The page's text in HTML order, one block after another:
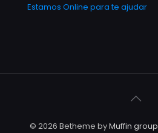
Estamos Online para te ajudar
© 2026 Betheme byMuffin group